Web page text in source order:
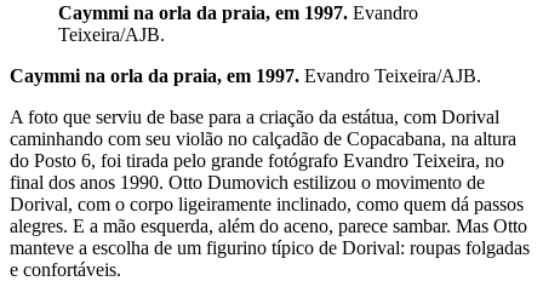
Caymmi na orla da praia, em 1997. Evandro
Teixeira/AJB.
Caymmi na orla da praia, em 1997. Evandro Teixeira/AJB.
A foto que serviu de base para a criação da estátua, com Dorival
caminhando com seu violão no calçadão de Copacabana, na altura
do Posto 6, foi tirada pelo grande fotógrafo Evandro Teixeira, no
final dos anos 1990. Otto Dumovich estilizou o movimento de
Dorival, com o corpo ligeiramente inclinado, como quem dá passos
alegres. E a mão esquerda, além do aceno, parece sambar. Mas Otto
manteve a escolha de um figurino típico de Dorival: roupas folgadas
e confortáveis.